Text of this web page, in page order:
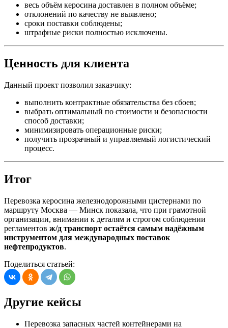
весь объём керосина доставлен в полном объёме;
отклонений по качеству не выявлено;
сроки поставки соблюдены;
штрафные риски полностью исключены.
Ценность для клиента
Данный проект позволил заказчику:
выполнить контрактные обязательства без сбоев;
выбрать оптимальный по стоимости и безопасности
способ доставки;
минимизировать операционные риски;
получить прозрачный и управляемый логистический
процесс.
Итог
Перевозка керосина железнодорожными цистернами по
маршруту Москва — Минск показала, что при грамотной
организации, внимании к деталям и строгом соблюдении
регламентов ж/д транспорт остаётся самым надёжным
инструментом для международных поставок
нефтепродуктов.
Поделиться статьей:
Другие кейсы
Перевозка запасных частей контейнерами на